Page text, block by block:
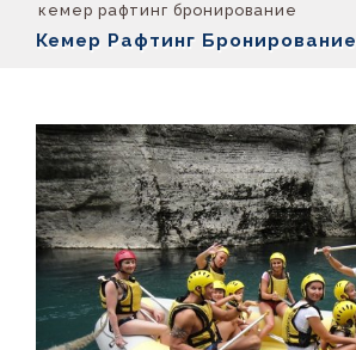
кемер рафтинг бронирование
Кемер Рафтинг Бронирование